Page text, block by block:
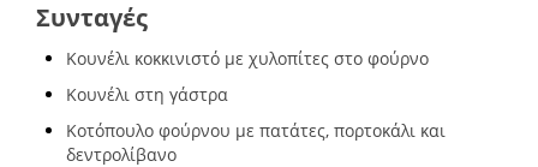
Συνταγές
Κουνέλι κοκκινιστό με χυλοπίτες στο φούρνο
Κουνέλι στη γάστρα
Κοτόπουλο φούρνου με πατάτες, πορτοκάλι και
δεντρολίβανο